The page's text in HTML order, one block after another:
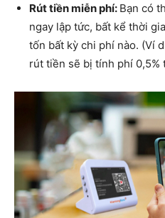
Rút tiền miễn phí: Bạn có
ngay lập tức, bất kể thời
tốn bất kỳ chi phí nào. (Ví
rút tiền sẽ bị tính phí